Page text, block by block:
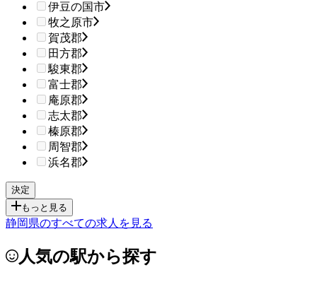
伊豆の国市
牧之原市
賀茂郡
田方郡
駿東郡
富士郡
庵原郡
志太郡
榛原郡
周智郡
浜名郡
もっと見る
静岡県のすべての求人を見る
人気の駅から探す